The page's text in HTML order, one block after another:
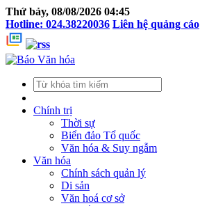
Thứ bảy, 08/08/2026 04:45
Hotline: 024.38220036 Liên hệ quảng cáo
Chính trị
Thời sự
Biển đảo Tổ quốc
Văn hóa & Suy ngẫm
Văn hóa
Chính sách quản lý
Di sản
Văn hoá cơ sở